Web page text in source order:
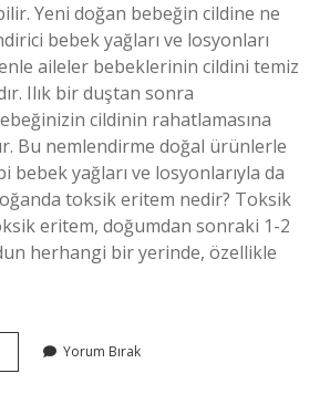
Yeni doğan bebeğin cildine ne
bebek yağları ve losyonları
aileler bebeklerinin cildini temiz
Ilık bir duştan sonra
cildinin rahatlamasına
Bu nemlendirme doğal ürünlerle
bebek yağları ve losyonlarıyla da
toksik eritem nedir? Toksik
eritem, doğumdan sonraki 1-2
herhangi bir yerinde, özellikle
Yorum Bırak